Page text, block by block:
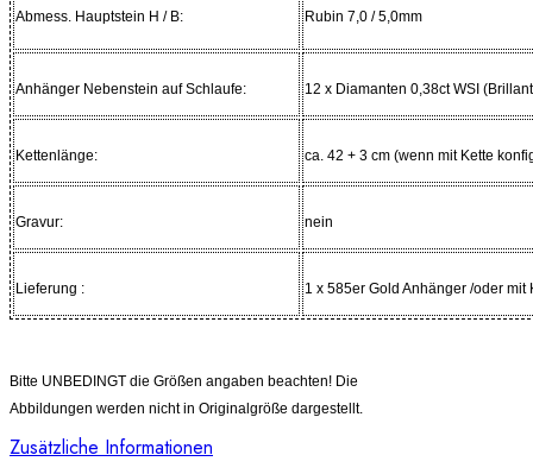
Abmess. Hauptstein H / B: Rubin 7,0 / 5,0mm
Anhänger Nebenstein auf Schlaufe: 12 x Diamanten 0,38ct WSI
Kettenlänge: ca. 42 + 3 cm (wenn mit Kette
Gravur: nein
Lieferung : 1 x 585er Gold Anhänger /oder mit
Bitte UNBEDINGT die Größen angaben beachten! Die
Abbildungen werden nicht in Originalgröße dargestellt.
Zusätzliche Informationen